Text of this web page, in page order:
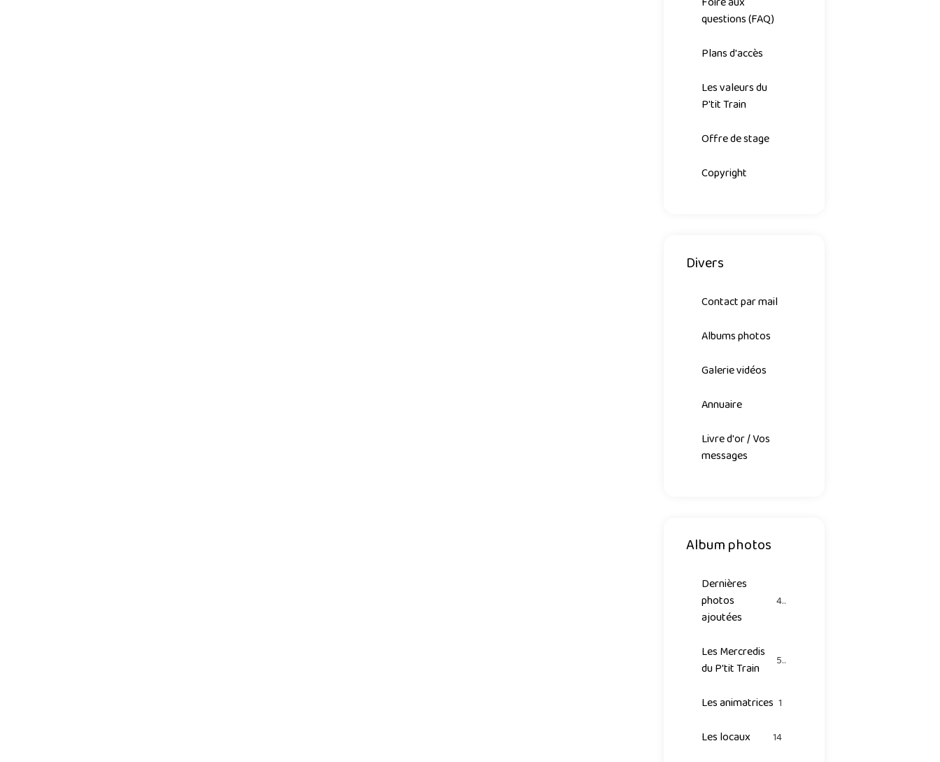
questions (FAQ)
Plans d'accès
Les valeurs du
P'tit Train
Offre de stage
Copyright
Divers
Contact par mail
Albums photos
Galerie vidéos
Annuaire
Livre d'or / Vos
messages
Album photos
Dernières
photos
ajoutées
42
Les Mercredis
du P'tit Train
53
Les animatrices 1
Les locaux 14